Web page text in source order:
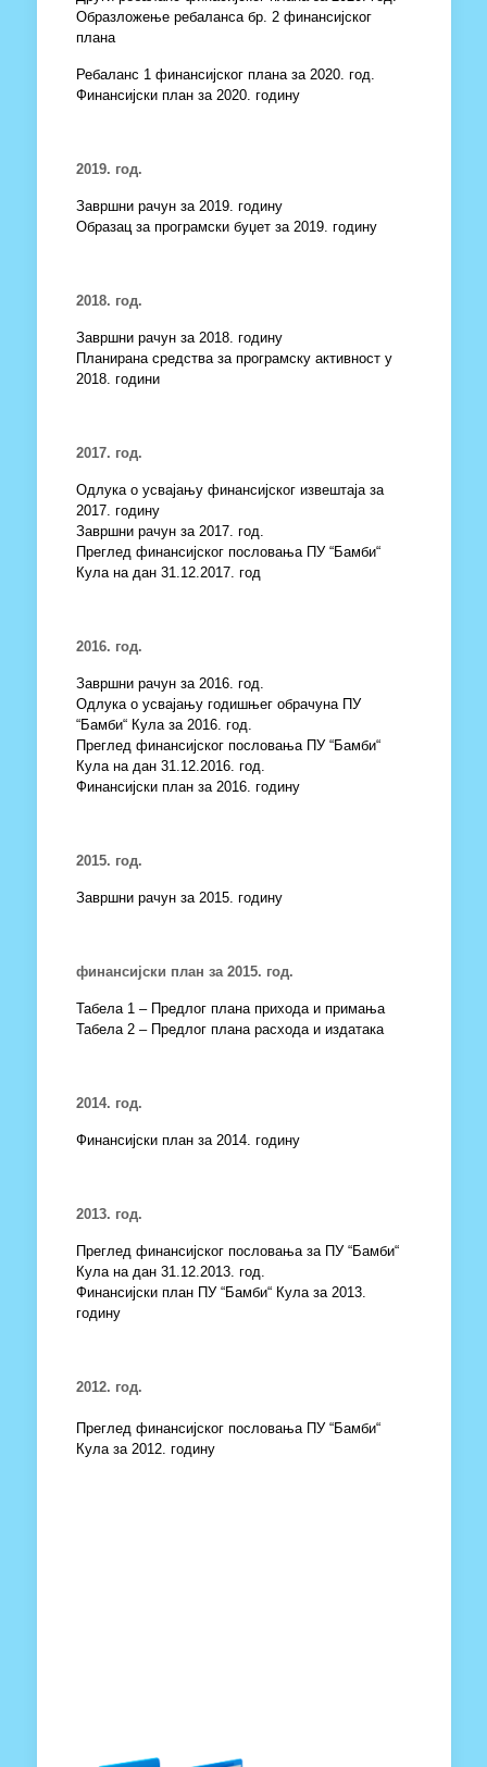
Образложење ребаланса бр. 2 финансијског
плана
Ребаланс 1 финансијског плана за 2020. год.
Финансијски план за 2020. годину
2019. год.
Завршни рачун за 2019. годину
Образац за програмски буџет за 2019. годину
2018. год.
Завршни рачун за 2018. годину
Планирана средства за програмску активност у
2018. години
2017. год.
Одлука о усвајању финансијског извештаја за
2017. годину
Завршни рачун за 2017. год.
Преглед финансијског пословања ПУ “Бамби“
Кула на дан 31.12.2017. год
2016. год.
Завршни рачун за 2016. год.
Одлука о усвајању годишњег обрачуна ПУ
“Бамби“ Кула за 2016. год.
Преглед финансијског пословања ПУ “Бамби“
Кула на дан 31.12.2016. год.
Финансијски план за 2016. годину
2015. год.
Завршни рачун за 2015. годину
финансијски план за 2015. год.
Табела 1 – Предлог плана прихода и примања
Табела 2 – Предлог плана расхода и издатака
2014. год.
Финансијски план за 2014. годину
2013. год.
Преглед финансијског пословања за ПУ “Бамби“
Кула на дан 31.12.2013. год.
Финансијски план ПУ “Бамби“ Кула за 2013.
годину
2012. год.
Преглед финансијског пословања ПУ “Бамби“
Кула за 2012. годину